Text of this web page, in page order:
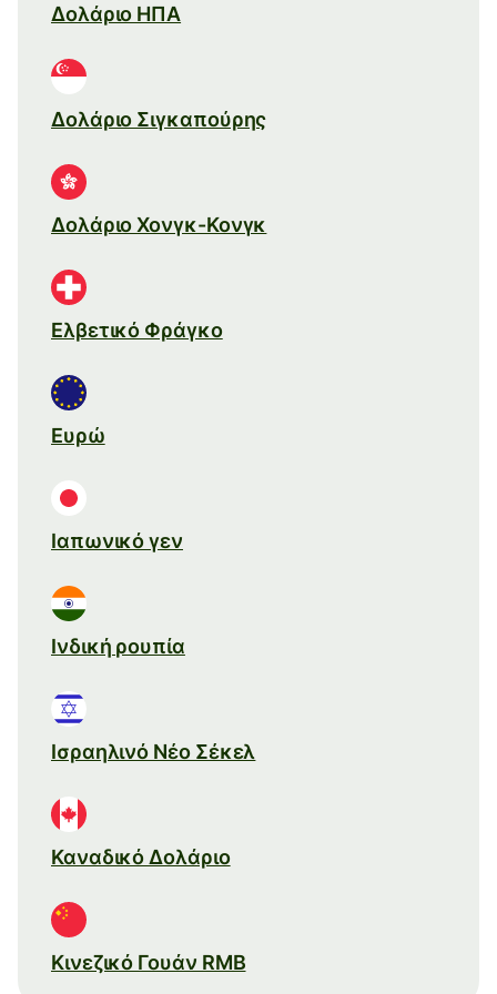
Δολάριο ΗΠΑ
Δολάριο Σιγκαπούρης
Δολάριο Χονγκ-Κονγκ
Ελβετικό Φράγκο
Ευρώ
Ιαπωνικό γεν
Ινδική ρουπία
Ισραηλινό Νέο Σέκελ
Καναδικό Δολάριο
Κινεζικό Γουάν RMB